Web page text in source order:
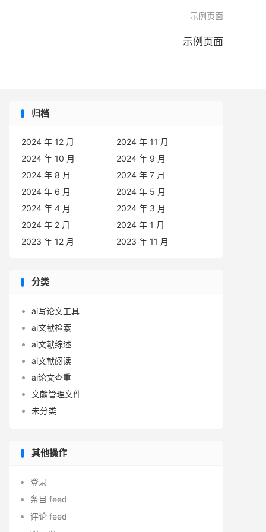
示例页面
示例页面
归档
2024 年 12 月
2024 年 11 月
2024 年 10 月
2024 年 9 月
2024 年 8 月
2024 年 7 月
2024 年 6 月
2024 年 5 月
2024 年 4 月
2024 年 3 月
2024 年 2 月
2024 年 1 月
2023 年 12 月
2023 年 11 月
分类
ai写论文工具
ai文献检索
ai文献综述
ai文献阅读
ai论文查重
文献管理文件
未分类
其他操作
登录
条目 feed
评论 feed